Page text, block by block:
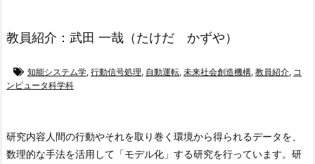
教員紹介：武田 一哉（たけだ かずや）
知能システム学, 行動信号処理, 自動運転, 未来社会創造機構, 教員紹介, コ
ンピュータ科学科
研究内容 人間の行動やそれを取り巻く環境から得られるデータを、
数理的な手法を活用して「モデル化」する研究を行っています。研